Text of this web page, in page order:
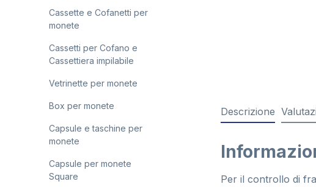
Cassette e Cofanetti per
monete
Cassetti per Cofano e
Cassettiera impilabile
Vetrinette per monete
Box per monete
Capsule e taschine per
monete
Capsule per monete
Square
Descrizione
Per il controllo di